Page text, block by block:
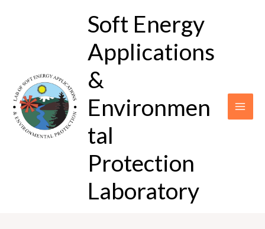
Soft Energy
Applications
&
Environmen
tal
Protection
Laboratory